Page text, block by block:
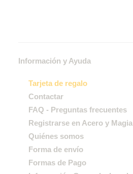
Información y Ayuda
Tarjeta de regalo
Contactar
FAQ - Preguntas frecuentes
Registrarse en Acero y Magia
Quiénes somos
Forma de envío
Formas de Pago